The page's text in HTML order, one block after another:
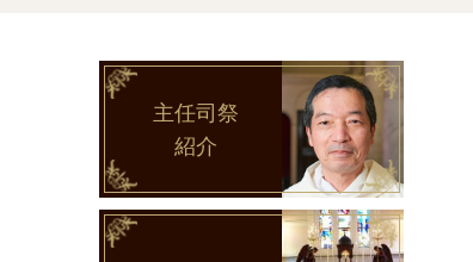
主任司祭
紹介